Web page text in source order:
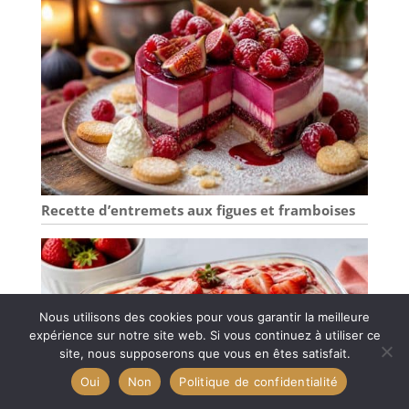
Recette d’entremets aux figues et framboises
Nous utilisons des cookies pour vous garantir la meilleure
expérience sur notre site web. Si vous continuez à utiliser ce
site, nous supposerons que vous en êtes satisfait.
Oui
Non Politique de confidentialité